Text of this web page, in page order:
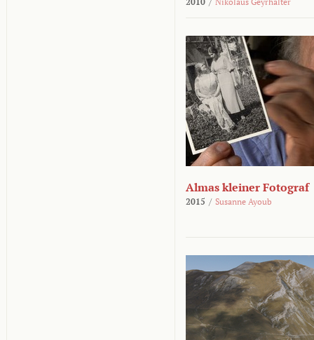
Almas kleiner Fotograf
2015 / Susanne Ayoub